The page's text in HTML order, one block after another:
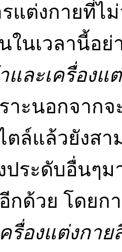
แต่งกายที่ไ
ในเวลานี้อย่
และเครื่องแ
าะนอกจาก
ล์แล้วยังสา
ประดับอื่นๆ
กด้วย โดยก
รื่องแต่งกา